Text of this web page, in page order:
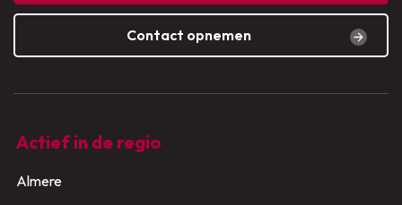
Contact opnemen
Actief in de regio
Almere